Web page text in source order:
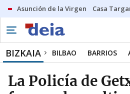
Asunción de la Virgen Casa
BIZKAIA BILBAO BARRIOS
La Policía de